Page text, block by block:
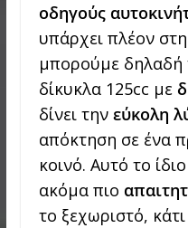
οδηγούς
υπάρχει πλέον
μπορούμε δηλαδή
δίκυκλα 125cc με
δίνει την εύκολη
απόκτηση σε ένα
κοινό. Αυτό το
ακόμα πιο
το ξεχωριστό,